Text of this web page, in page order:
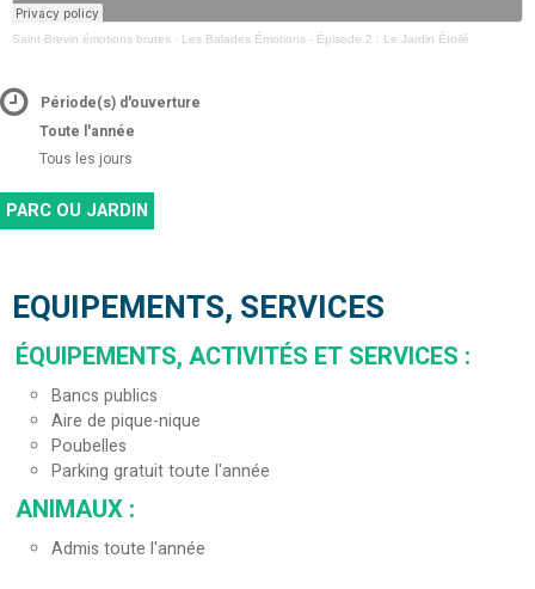
Saint-Brevin émotions brutes · Les Balades Émotions - Épisode 2 : Le Jardin Étoilé
Période(s) d'ouverture
Toute l'année
Tous les jours
PARC OU JARDIN
EQUIPEMENTS, SERVICES
ÉQUIPEMENTS, ACTIVITÉS ET SERVICES :
Bancs publics
Aire de pique-nique
Poubelles
Parking gratuit toute l'année
ANIMAUX :
Admis toute l'année